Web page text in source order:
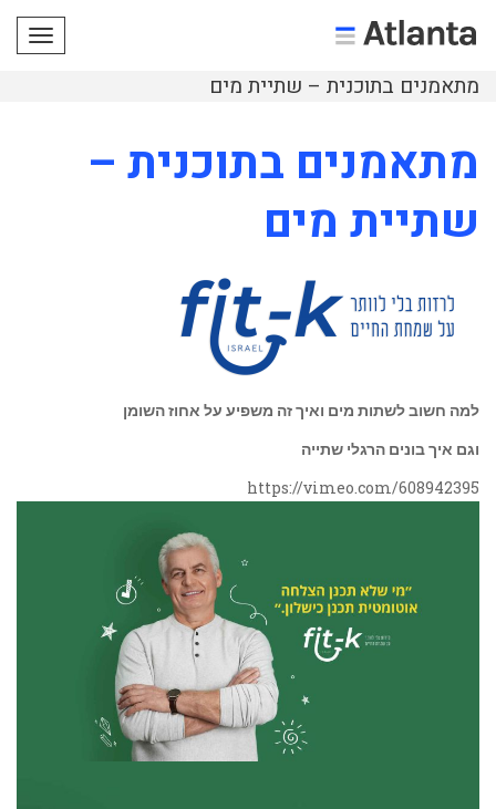
מתאמנים בתוכנית – שתיית מים
מתאמנים בתוכנית –
שתיית מים
למה חשוב לשתות מים ואיך זה משפיע על אחוז השומן
וגם איך בונים הרגלי שתייה
https://vimeo.com/608942395